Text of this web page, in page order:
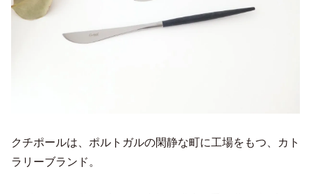
クチポールは、ポルトガルの閑静な町に工場をもつ、カト
ラリーブランド。